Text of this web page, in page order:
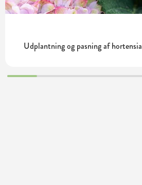
Udplantning og pasning af hortensia